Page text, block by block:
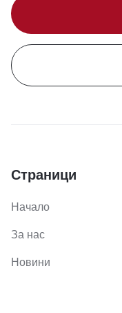
Страници
Начало
За нас
Новини